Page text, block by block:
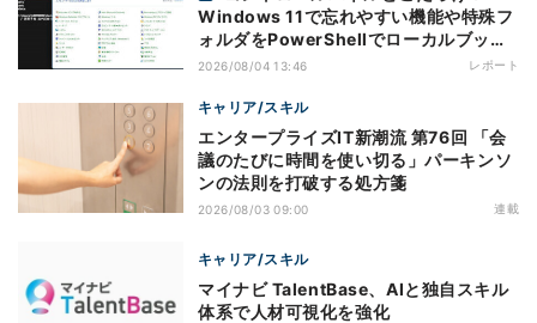
Windows 11で忘れやすい機能や特殊フ
ォルダをPowerShellでローカルブック
マーク化
2026/08/04 13:46 レポート
キャリア/スキル
エンタープライズIT新潮流 第76回 「会
議のたびに時間を使い切る」パーキンソ
ンの法則を打破する処方箋
2026/08/03 09:00 連載
キャリア/スキル
マイナビ TalentBase、AIと独自スキル
体系で人材可視化を強化